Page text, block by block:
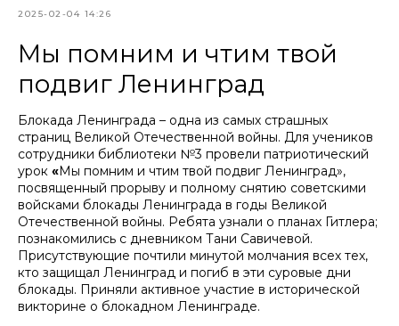
2025-02-04 14:26
Мы помним и чтим твой
подвиг Ленинград
Блокада Ленинграда – одна из самых страшных
страниц Великой Отечественной войны. Для учеников
сотрудники библиотеки №3 провели патриотический
урок «Мы помним и чтим твой подвиг Ленинград»,
посвященный прорыву и полному снятию советскими
войсками блокады Ленинграда в годы Великой
Отечественной войны. Ребята узнали о планах Гитлера;
познакомились с дневником Тани Савичевой.
Присутствующие почтили минутой молчания всех тех,
кто защищал Ленинград и погиб в эти суровые дни
блокады. Приняли активное участие в исторической
викторине о блокадном Ленинграде.